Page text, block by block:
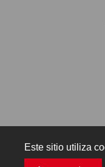
Este sitio utiliza